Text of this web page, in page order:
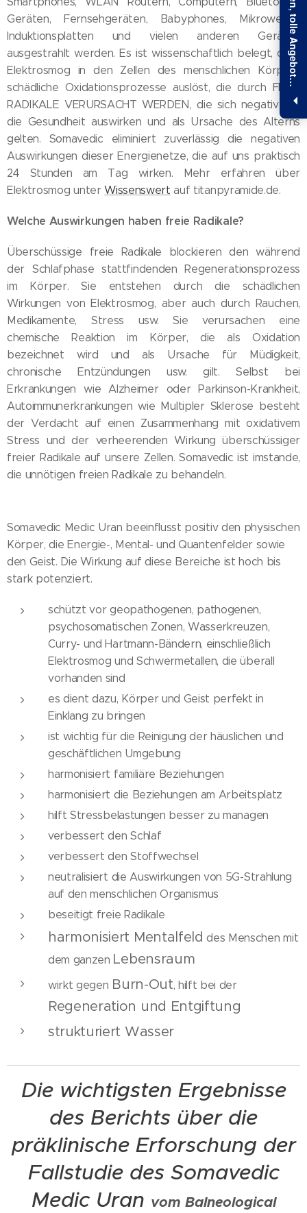
Geräten, Fernsehgeräten, Babyphones, Mikrowellen,
Induktionsplatten und vielen anderen Geräten
ausgestrahlt werden. Es ist wissenschaftlich belegt, dass
Elektrosmog in den Zellen des menschlichen Körpers
schädliche Oxidationsprozesse auslöst, die durch FREIE
RADIKALE VERURSACHT WERDEN, die sich negativ auf
die Gesundheit auswirken und als Ursache des Alterns
gelten. Somavedic eliminiert zuverlässig die negativen
Auswirkungen dieser Energienetze, die auf uns praktisch
24 Stunden am Tag wirken. Mehr erfahren über
Elektrosmog unterWissenswert auf titanpyramide.de.
Welche Auswirkungen haben freie Radikale?
Überschüssige freie Radikale blockieren den während
der Schlafphase stattfindenden Regenerationsprozess
im Körper. Sie entstehen durch die schädlichen
Wirkungen von Elektrosmog, aber auch durch Rauchen,
Medikamente, Stress usw. Sie verursachen eine
chemische Reaktion im Körper, die als Oxidation
bezeichnet wird und als Ursache für Müdigkeit,
chronische Entzündungen usw. gilt. Selbst bei
Erkrankungen wie Alzheimer oder Parkinson-Krankheit,
Autoimmunerkrankungen wie Multipler Sklerose besteht
der Verdacht auf einen Zusammenhang mit oxidativem
Stress und der verheerenden Wirkung überschüssiger
freier Radikale auf unsere Zellen. Somavedic ist imstande,
die unnötigen freien Radikale zu behandeln.
Somavedic Medic Uran beeinflusst positiv den physischen
Körper, die Energie-, Mental- und Quantenfelder sowie
den Geist. Die Wirkung auf diese Bereiche ist hoch bis
stark potenziert.
schützt vor geopathogenen, pathogenen,
psychosomatischen Zonen, Wasserkreuzen,
Curry- und Hartmann-Bändern, einschließlich
Elektrosmog und Schwermetallen, die überall
vorhanden sind
es dient dazu, Körper und Geist perfekt in
Einklang zu bringen
ist wichtig für die Reinigung der häuslichen und
geschäftlichen Umgebung
harmonisiert familiäre Beziehungen
harmonisiert die Beziehungen am Arbeitsplatz
hilft Stressbelastungen besser zu managen
verbessert den Schlaf
verbessert den Stoffwechsel
neutralisiert die Auswirkungen von 5G-Strahlung
auf den menschlichen Organismus
beseitigt freie Radikale
harmonisiert Mentalfeld des Menschen mit
dem ganzen Lebensraum
wirkt gegen Burn-Out, hilft bei der
Regeneration und Entgiftung
strukturiert Wasser
Die wichtigsten Ergebnisse
des Berichts über die
präklinische Erforschung der
Fallstudie des Somavedic
Medic Uran vom Balneological
e
!